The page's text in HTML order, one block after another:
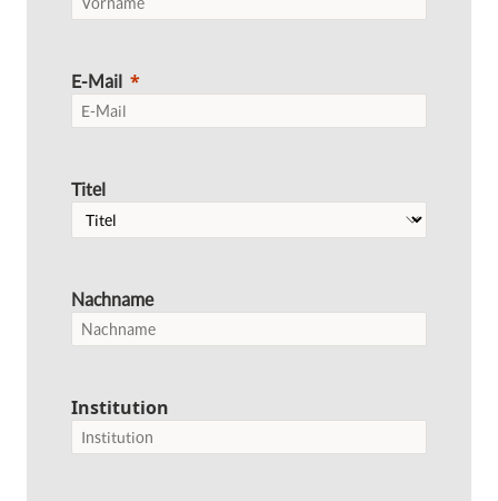
E-Mail
Titel
Nachname
Institution